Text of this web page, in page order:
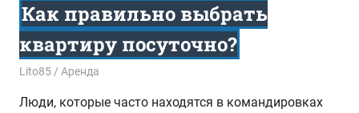
Как правильно выбрать
квартиру посуточно?
03.08.2015
Lito85 Аренда
Люди, которые часто находятся в командировках